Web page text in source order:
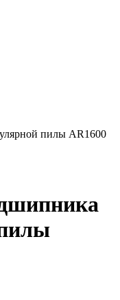
пилы AR1600